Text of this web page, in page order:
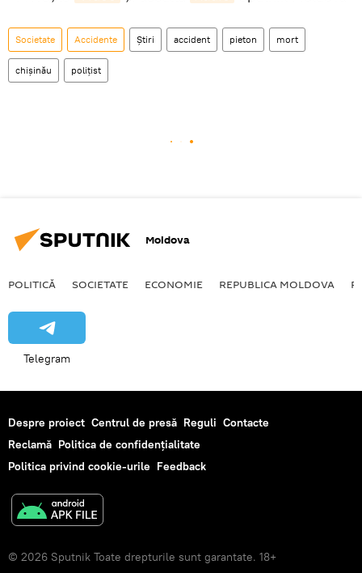
Societate Accidente Știri accident pieton mort
chișinău polițist
Moldova
POLITICĂ SOCIETATE ECONOMIE REPUBLICA MOLDOVA
Telegram
Despre proiect Centrul de presă Reguli Contacte
Reclamă Politica de confidențialitate
Politica privind cookie-urile Feedback
© 2026 Sputnik Toate drepturile sunt garantate. 18+